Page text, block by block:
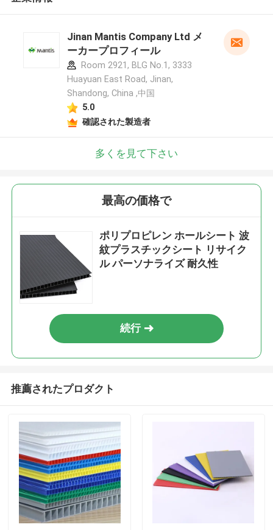
Jinan Mantis Company Ltd メ
ーカープロフィール
Room 2921, BLG No.1, 3333
Huayuan East Road, Jinan,
Shandong, China ,中国
5.0
確認された製造者
多くを見て下さい
最高の価格で
ポリプロピレン ホールシート 波
紋プラスチックシート リサイク
ル パーソナライズ 耐久性
続行
推薦されたプロダクト